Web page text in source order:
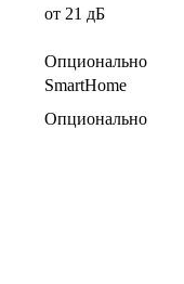
от 21 дБ
Опционально
SmartHome
Опционально